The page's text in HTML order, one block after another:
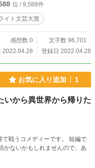
位 / 9,588件
イト文芸大賞
感想数 0
文字数 96,701
2022.04.28
登録日 2022.04.28
お気に入り追加 1
いから異世界から帰りた
戦うコメディーです。 短編で
かないかもしれませんので、あ